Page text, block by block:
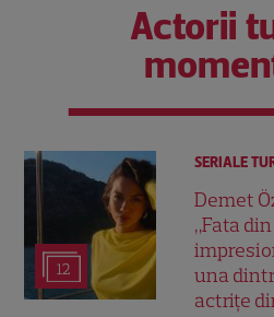
Actorii
12
SERIALE
Demet
„Fata
una
actrițe